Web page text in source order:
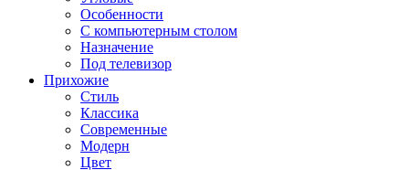
Особенности
С компьютерным столом
Назначение
Под телевизор
Прихожие
Стиль
Классика
Современные
Модерн
Цвет